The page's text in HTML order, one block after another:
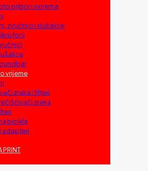
pribor i oprema
zvučnici i slušalice
vrijeme
zraka i filteri
zraka
bicikla
adapteri
PRINT